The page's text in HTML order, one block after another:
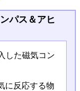
パス＆アヒ
した磁気コン
に反応する物